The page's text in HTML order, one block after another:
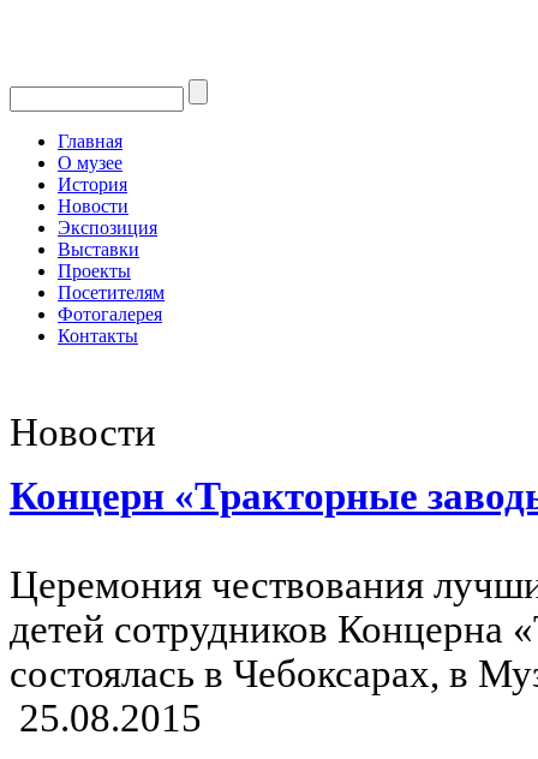
Главная
О музее
История
Новости
Экспозиция
Выставки
Проекты
Посетителям
Фотогалерея
Контакты
Новости
Концерн «Тракторные
Церемония чествования
детей сотрудников Концерна
состоялась в Чебоксарах, в
25.08.2015